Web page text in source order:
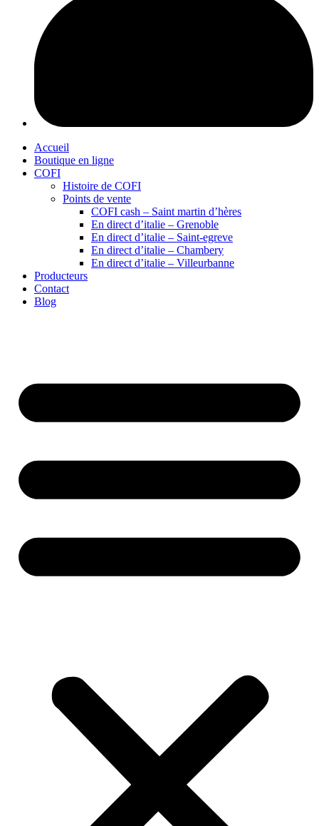
Accueil
Boutique en ligne
COFI
Histoire de COFI
Points de vente
COFI cash – Saint martin d’hères
En direct d’italie – Grenoble
En direct d’italie – Saint-egreve
En direct d’italie – Chambery
En direct d’italie – Villeurbanne
Producteurs
Contact
Blog